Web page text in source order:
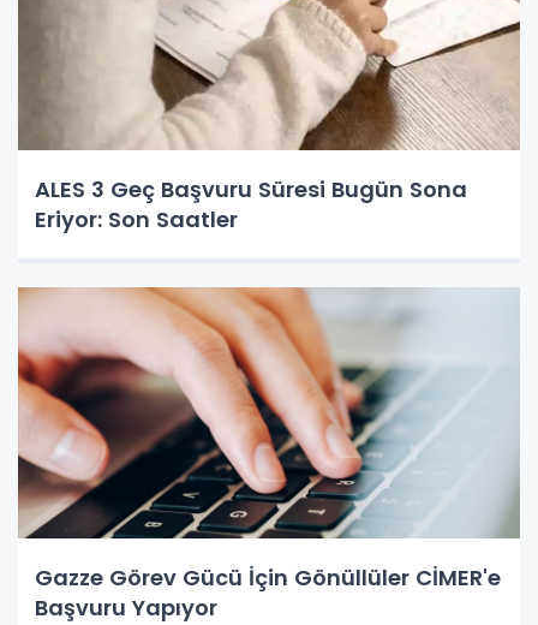
ALES 3 Geç Başvuru Süresi Bugün Sona
Eriyor: Son Saatler
Gazze Görev Gücü İçin Gönüllüler CİMER'e
Başvuru Yapıyor